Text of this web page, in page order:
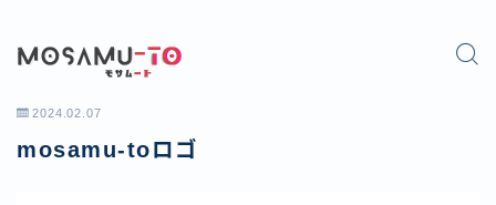
2024.02.07
mosamu-toロゴ